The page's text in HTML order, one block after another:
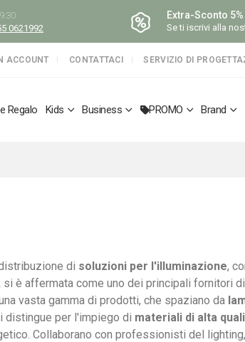
0621992
Extra-Sconto
Se ti iscrivi alla
ACCOUNT CONTATTACI SERVIZIO DI
Regalo Kids Business PROMO Brand
di soluzioni per l'illuminazione,
si è affermata come uno dei principali fornitori
vasta gamma di prodotti, che spaziano da
distingue per l'impiego di materiali di alta
Collaborano con professionisti del